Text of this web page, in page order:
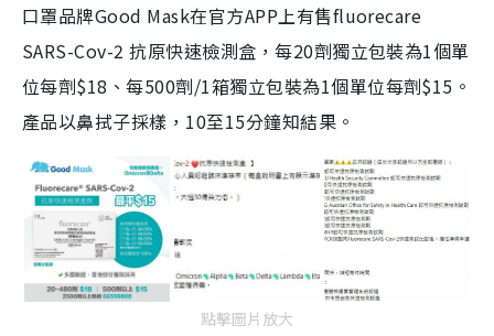
口罩品牌Good Mask在官方APP上有售fluorecare
SARS-Cov-2 抗原快速檢測盒，每20劑獨立包裝為1個單
位每劑$18、每500劑/1箱獨立包裝為1個單位每劑$15。
產品以鼻拭子採樣，10至15分鐘知結果。
點擊圖片放大